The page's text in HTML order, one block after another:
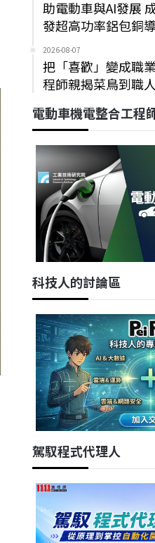
助電動車與AI發展
發超高功率鋁包銅
2026-08-07
把「喜歡」變成職
程師親揭菜鳥到職
電動車機電整合工程
科技人的討論區
駕馭程式代理人